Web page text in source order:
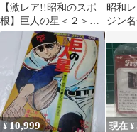
【激レア!!昭和のスポ
根】巨人の星＜２＞
梶原一騎 川崎のぼ
る 講談社コミックス
昭和
ジン
ト
¥10,999 現在 ¥